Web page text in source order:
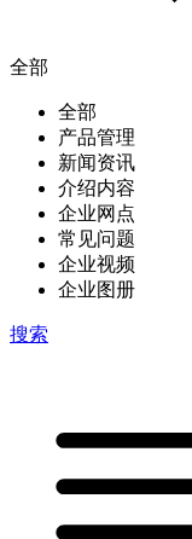
全部
全部
产品管理
新闻资讯
介绍内容
企业网点
常见问题
企业视频
企业图册
搜索